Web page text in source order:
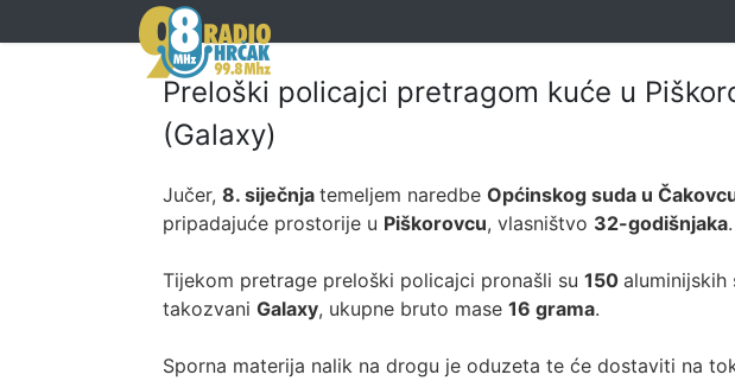
Preloški policajci pretragom kuće u
(Galaxy)
Jučer, 8. siječnja temeljem naredbe Općinskog suda u
pripadajuće prostorije u Piškorovcu, vlasništvo 32-godišnjaka.
Tijekom pretrage preloški policajci pronašli su 150 aluminijskih
takozvani Galaxy, ukupne bruto mase 16 grama.
Sporna materija nalik na drogu je oduzeta te će dostaviti na